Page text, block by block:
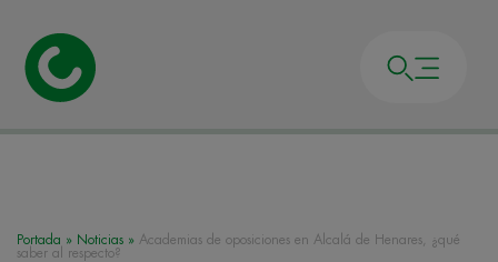
Portada » Noticias » Academias de oposiciones en Alcalá de Henares, ¿qué
saber al respecto?